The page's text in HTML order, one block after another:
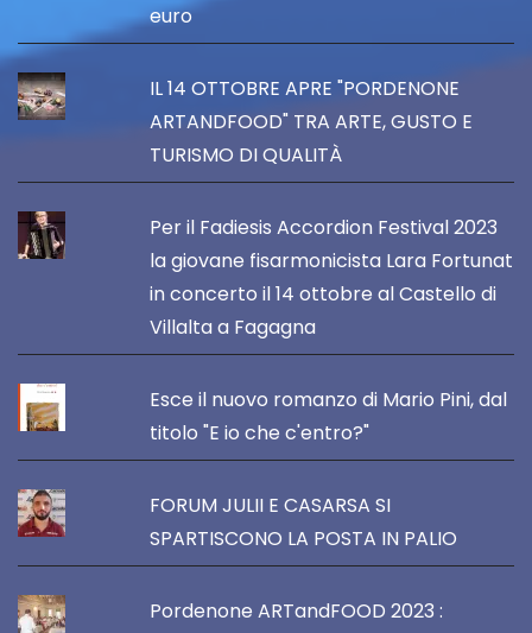
euro
IL 14 OTTOBRE APRE "PORDENONE
ARTANDFOOD" TRA ARTE, GUSTO E
TURISMO DI QUALITÀ
Per il Fadiesis Accordion Festival 2023
la giovane fisarmonicista Lara Fortunat
in concerto il 14 ottobre al Castello di
Villalta a Fagagna
Esce il nuovo romanzo di Mario Pini, dal
titolo "E io che c'entro?"
FORUM JULII E CASARSA SI
SPARTISCONO LA POSTA IN PALIO
Pordenone ARTandFOOD 2023 :